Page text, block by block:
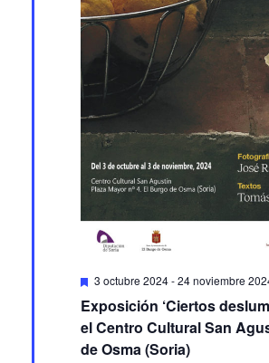
Featured
3 octubre 2024-24 noviembre
Exposición ‘Ciertos
el Centro Cultural San
de Osma (Soria)